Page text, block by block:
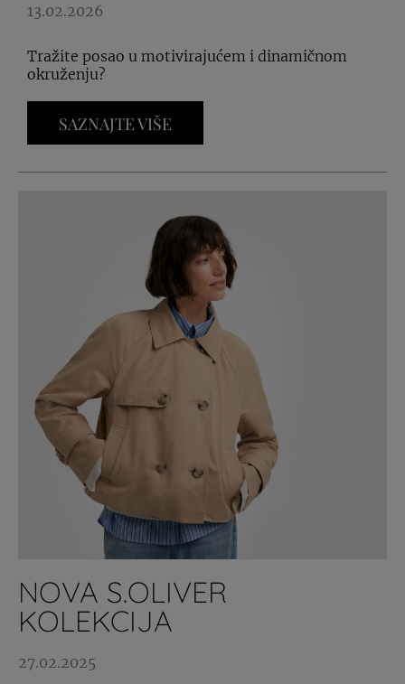
13.02.2026
Tražite posao u motivirajućem i dinamičnom
okruženju?
SAZNAJTE VIŠE
NOVA S.OLIVER
KOLEKCIJA
27.02.2025